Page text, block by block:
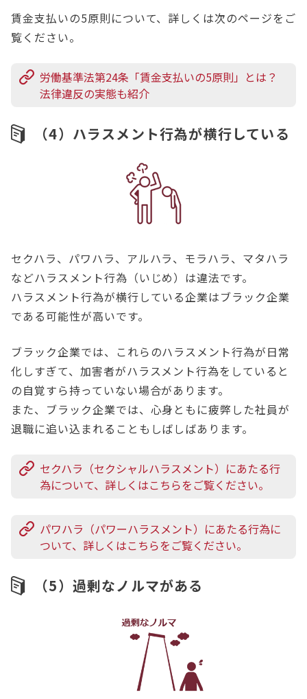
賃金支払いの5原則について、詳しくは次のページをご
覧ください。
労働基準法第24条「賃金支払いの5原則」とは？
法律違反の実態も紹介
（4）ハラスメント行為が横行している
セクハラ、パワハラ、アルハラ、モラハラ、マタハラ
などハラスメント行為（いじめ）は違法です。
ハラスメント行為が横行している企業はブラック企業
である可能性が高いです。
ブラック企業では、これらのハラスメント行為が日常
化しすぎて、加害者がハラスメント行為をしていると
の自覚すら持っていない場合があります。
また、ブラック企業では、心身ともに疲弊した社員が
退職に追い込まれることもしばしばあります。
セクハラ（セクシャルハラスメント）にあたる行
為について、詳しくはこちらをご覧ください。
パワハラ（パワーハラスメント）にあたる行為に
ついて、詳しくはこちらをご覧ください。
（5）過剰なノルマがある